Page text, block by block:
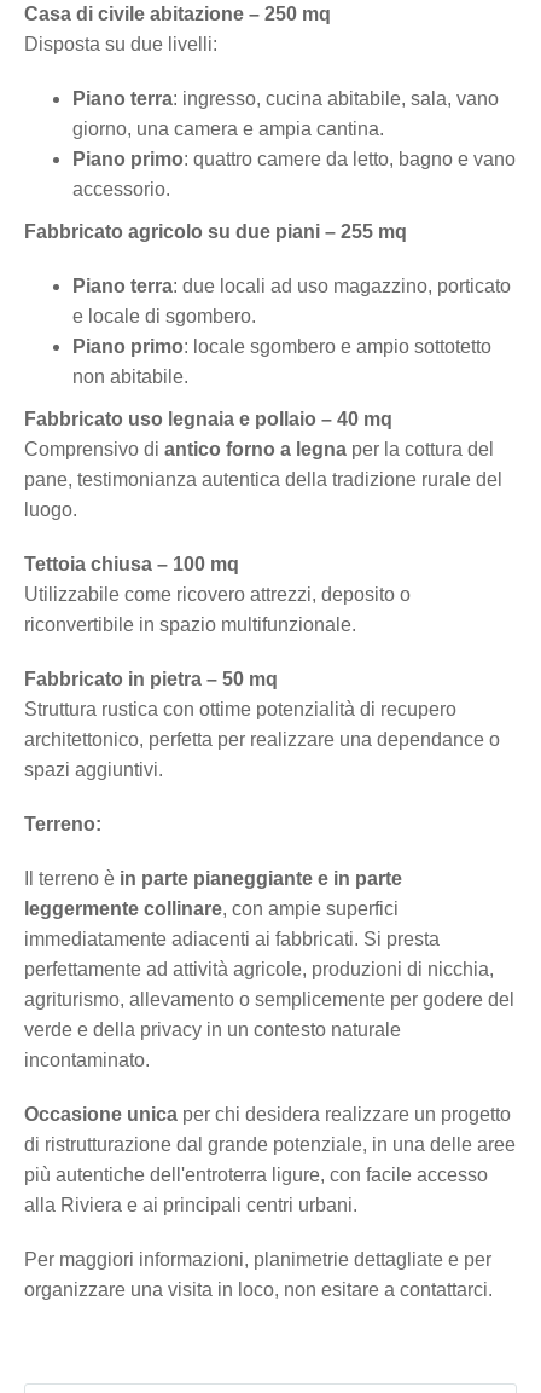
Casa di civile abitazione – 250 mq
Disposta su due livelli:
Piano terra: ingresso, cucina abitabile, sala, vano
giorno, una camera e ampia cantina.
Piano primo: quattro camere da letto, bagno e vano
accessorio.
Fabbricato agricolo su due piani – 255 mq
Piano terra: due locali ad uso magazzino, porticato
e locale di sgombero.
Piano primo: locale sgombero e ampio sottotetto
non abitabile.
Fabbricato uso legnaia e pollaio – 40 mq
Comprensivo di antico forno a legna per la cottura del
pane, testimonianza autentica della tradizione rurale del
luogo.
Tettoia chiusa – 100 mq
Utilizzabile come ricovero attrezzi, deposito o
riconvertibile in spazio multifunzionale.
Fabbricato in pietra – 50 mq
Struttura rustica con ottime potenzialità di recupero
architettonico, perfetta per realizzare una dependance o
spazi aggiuntivi.
Terreno:
Il terreno è in parte pianeggiante e in parte
leggermente collinare, con ampie superfici
immediatamente adiacenti ai fabbricati. Si presta
perfettamente ad attività agricole, produzioni di nicchia,
agriturismo, allevamento o semplicemente per godere del
verde e della privacy in un contesto naturale
incontaminato.
Occasione unica per chi desidera realizzare un progetto
di ristrutturazione dal grande potenziale, in una delle aree
più autentiche dell'entroterra ligure, con facile accesso
alla Riviera e ai principali centri urbani.
Per maggiori informazioni, planimetrie dettagliate e per
organizzare una visita in loco, non esitare a contattarci.